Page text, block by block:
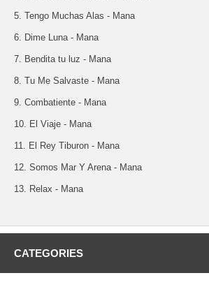
5. Tengo Muchas Alas - Mana
6. Dime Luna - Mana
7. Bendita tu luz - Mana
8. Tu Me Salvaste - Mana
9. Combatiente - Mana
10. El Viaje - Mana
11. El Rey Tiburon - Mana
12. Somos Mar Y Arena - Mana
13. Relax - Mana
CATEGORIES